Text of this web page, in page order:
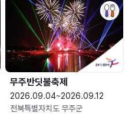
무주반딧불축제
2026.09.04~2026.09.12
전북특별자치도 무주군